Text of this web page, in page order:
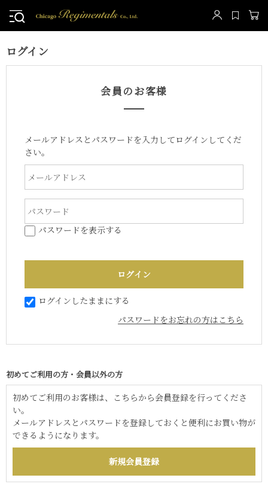
ログイン
会員のお客様
メールアドレスとパスワードを入力してログインしてくだ
さい。
パスワードを表示する
ログインしたままにする
パスワードをお忘れの方はこちら
初めてご利用の方・会員以外の方
初めてご利用のお客様は、こちらから会員登録を行ってくださ
い。
メールアドレスとパスワードを登録しておくと便利にお買い物が
できるようになります。